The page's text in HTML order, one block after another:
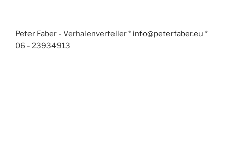
Peter Faber - Verhalenverteller * info@peterfaber.eu *
06 - 23934913